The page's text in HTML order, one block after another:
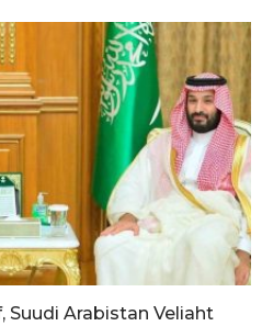
Suudi Arabistan Veliaht